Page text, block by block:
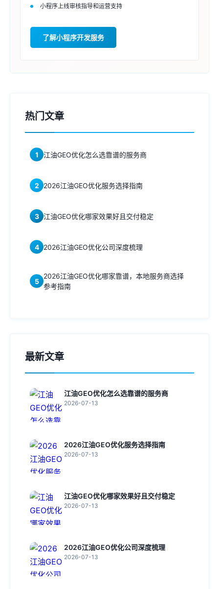
小程序上线审核指导和运营支持
了解小程序开发服务
热门文章
1 江油GEO优化怎么选靠谱的服务商
2 2026江油GEO优化服务选择指南
3 江油GEO优化哪家效果好且交付稳定
4 2026江油GEO优化公司深度梳理
5
2026江油GEO优化哪家靠谱，本地服务商选择
参考指南
最新文章
江油GEO优化怎么选靠谱的服务商
2026-07-13
2026江油GEO优化服务选择指南
2026-07-13
江油GEO优化哪家效果好且交付稳定
2026-07-13
2026江油GEO优化公司深度梳理
2026-07-13